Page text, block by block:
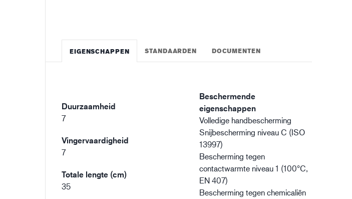
EIGENSCHAPPEN STANDAARDEN DOCUMENTEN
Duurzaamheid
7
Vingervaardigheid
7
Totale lengte (cm)
35
Beschermende
eigenschappen
Volledige handbescherming
Snijbescherming niveau C (ISO
13997)
Bescherming tegen
contactwarmte niveau 1 (100°C,
EN 407)
Bescherming tegen chemicaliën